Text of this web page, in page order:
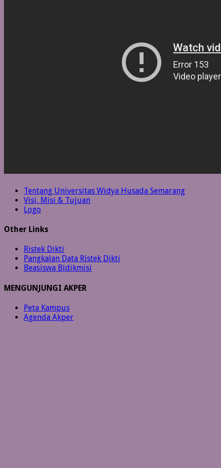
Tentang Universitas Widya Husada Semarang
Visi, Misi & Tujuan
Logo
Other Links
Ristek Dikti
Pangkalan Data Ristek Dikti
Beasiswa Bidikmisi
MENGUNJUNGI AKPER
Peta Kampus
Agenda Akper